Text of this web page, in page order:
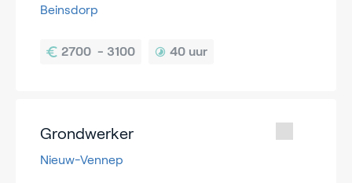
Beinsdorp
40 uur
Grondwerker
Nieuw-Vennep